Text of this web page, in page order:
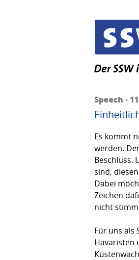
Speech ·
Es kommt
werden.
Beschluss.
sind,
Dabei
Zeichen
nicht
Für uns als
Havaristen